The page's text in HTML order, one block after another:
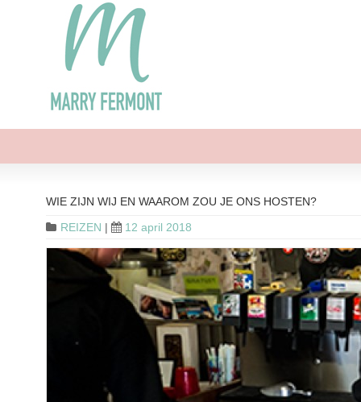
WIE ZIJN WIJ EN WAAROM ZOU JE ONS HOSTEN?
REIZEN | 12 april 2018